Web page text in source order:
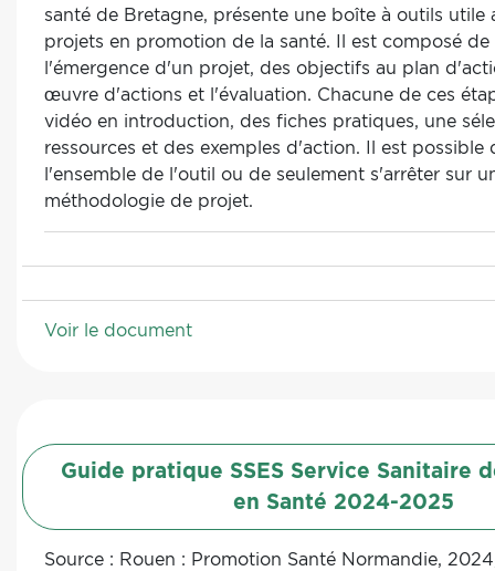
santé de Bretagne, présente une boîte à outils utile
projets en promotion de la santé. Il est composé
l'émergence d'un projet, des objectifs au plan
œuvre d'actions et l'évaluation. Chacune de ces
vidéo en introduction, des fiches pratiques, une
ressources et des exemples d'action. Il est possible
l'ensemble de l'outil ou de seulement s'arrêter sur
méthodologie de projet.
Voir le document
Guide pratique SSES Service Sanitaire
en Santé 2024-2025
Source : Rouen : Promotion Santé Normandie,